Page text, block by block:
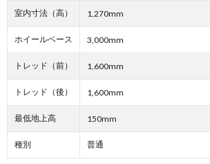
室内寸法（高） 1,270mm
ホイールベース 3,000mm
トレッド（前） 1,600mm
トレッド（後） 1,600mm
最低地上高 150mm
種別 普通